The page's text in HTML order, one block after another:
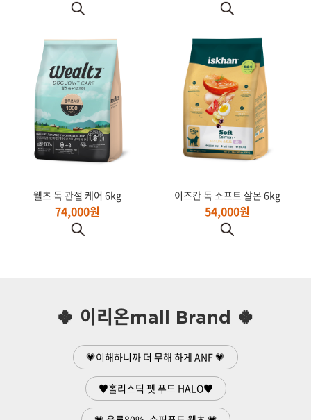
웰츠 독 관절 케어 6kg
74,000원
이즈칸 독 소프트 살몬 6kg
54,000원
🍀 이리온mall Brand 🍀
💗이해하니까 더 무해 하게 ANF 💗
♥홀리스틱 펫 푸드 HALO♥